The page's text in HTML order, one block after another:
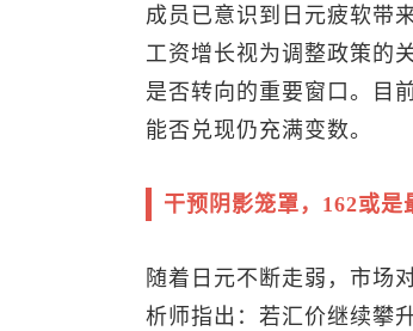
成员已意识到日元疲软带
工资增长视为调整政策的
是否转向的重要窗口。目
能否兑现仍充满变数。
干预阴影笼罩，162或是
随着日元不断走弱，市场
析师指出：若汇价继续攀